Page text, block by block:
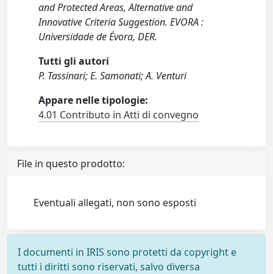
and Protected Areas, Alternative and
Innovative Criteria Suggestion. EVORA :
Universidade de Évora, DER.
Tutti gli autori
P. Tassinari; E. Samonati; A. Venturi
Appare nelle tipologie:
4.01 Contributo in Atti di convegno
File in questo prodotto:
Eventuali allegati, non sono esposti
I documenti in IRIS sono protetti da copyright e
tutti i diritti sono riservati, salvo diversa